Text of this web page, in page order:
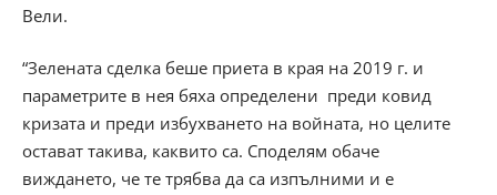
Вели.
“Зелената сделка беше приета в края на 2019 г. и
параметрите в нея бяха определени преди ковид
кризата и преди избухването на войната, но целите
остават такива, каквито са. Споделям обаче
виждането, че те трябва да са изпълними и е